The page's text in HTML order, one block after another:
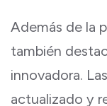
Además de la
también
innovadora.
actualizado y